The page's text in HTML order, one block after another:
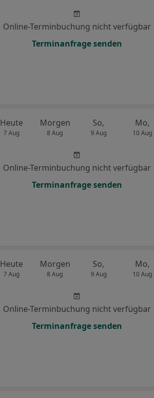
Online-Terminbuchung nicht verfügbar
Terminanfrage senden
Heute
7 Aug
Morgen
8 Aug
So,
9 Aug
Mo,
10 Aug
Online-Terminbuchung nicht verfügbar
Terminanfrage senden
Heute
7 Aug
Morgen
8 Aug
So,
9 Aug
Mo,
10 Aug
Online-Terminbuchung nicht verfügbar
Terminanfrage senden